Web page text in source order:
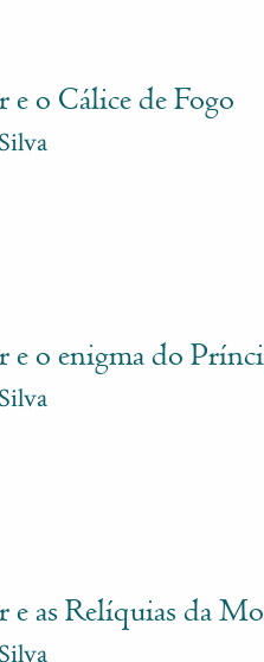
o Cálice de Fogo
o enigma do
as Relíquias da